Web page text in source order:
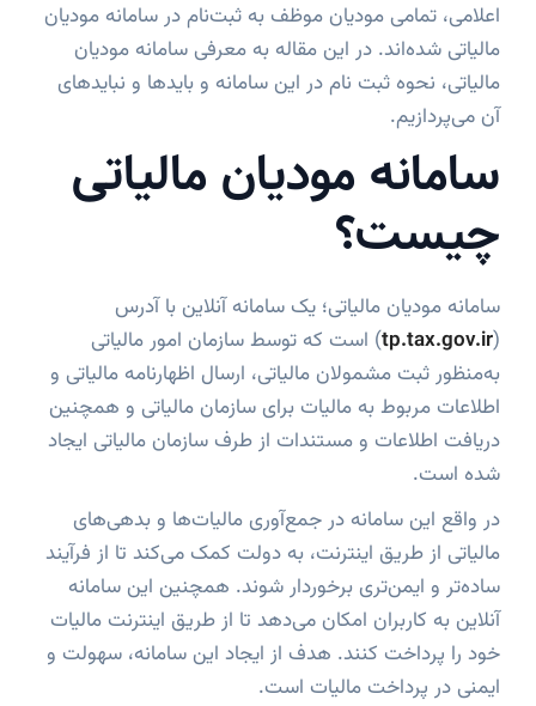
اعلامی، تمامی مودیان موظف به ثبت‌نام در سامانه مودیان
مالیاتی شده‌اند. در این مقاله به معرفی سامانه مودیان
مالیاتی، نحوه ثبت نام در این سامانه و بایدها و نبایدهای
آن می‌پردازیم.
سامانه مودیان مالیاتی
چیست؟
سامانه مودیان مالیاتی؛ یک سامانه آنلاین با آدرس
(
tp.tax.gov.ir) است که توسط سازمان امور مالیاتی
به‌منظور ثبت مشمولان مالیاتی، ارسال اظهارنامه مالیاتی و
اطلاعات مربوط به مالیات برای سازمان مالیاتی و همچنین
دریافت اطلاعات و مستندات از طرف سازمان مالیاتی ایجاد
شده است.
در واقع این سامانه در جمع‌آوری مالیات‌ها و بدهی‌های
مالیاتی از طریق اینترنت، به دولت کمک می‌کند تا از فرآیند
ساده‌تر و ایمن‌تری برخوردار شوند. همچنین این سامانه
آنلاین به کاربران امکان می‌دهد تا از طریق اینترنت مالیات
خود را پرداخت کنند. هدف از ایجاد این سامانه، سهولت و
ایمنی در پرداخت مالیات است.